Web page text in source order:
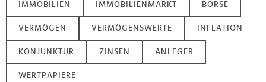
IMMOBILIEN IMMOBILIENMARKT BÖRSE
VERMÖGEN VERMÖGENSWERTE INFLATION
KONJUNKTUR ZINSEN ANLEGER
WERTPAPIERE